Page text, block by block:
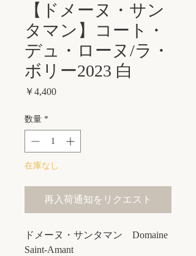
【ドメーヌ・サン
タマン】コート・
デュ・ローヌ/ラ・
ボリー2023 白
￥4,400価
数量 *
在庫なし
再入荷通知をリクエスト
ドメーヌ・サンタマン Domaine
Saint-Amant